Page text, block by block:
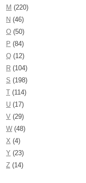
M (220)
N (46)
O (50)
P (84)
Q (12)
R (104)
S (198)
T (114)
U (17)
V (29)
W (48)
X (4)
Y (23)
Z (14)